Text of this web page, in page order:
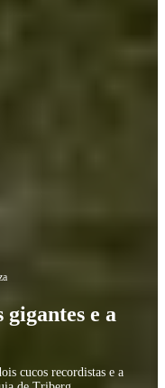
e a
cucos recordistas e a